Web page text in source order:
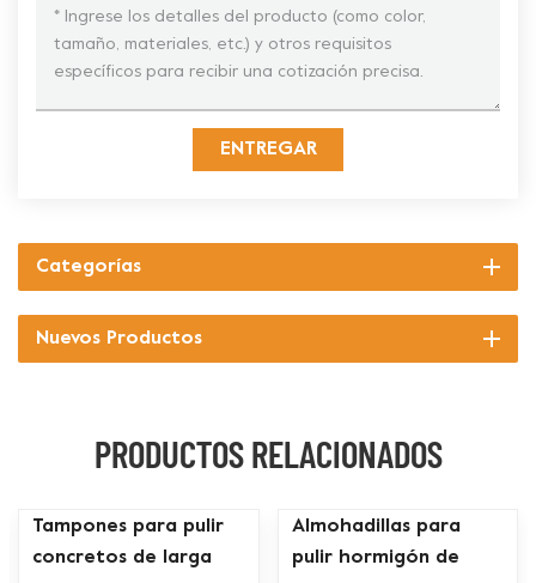
ENTREGAR
Categorías
Nuevos Productos
PRODUCTOS RELACIONADOS
Tampones para pulir
concretos de larga
Almohadillas para
pulir hormigón de